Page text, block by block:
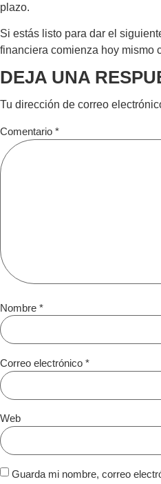
plazo.
Si estás listo para dar el
financiera comienza hoy mismo
DEJA UNA
Tu dirección de correo
Comentario *
Nombre *
Correo electrónico *
Web
Guarda mi nombre, correo